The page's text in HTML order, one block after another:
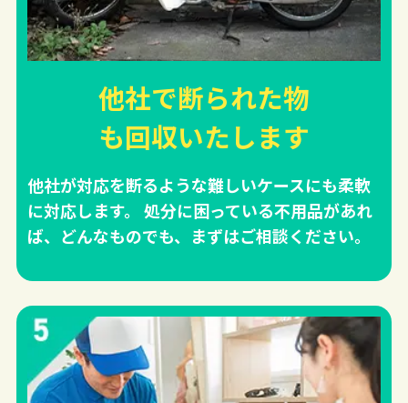
他社で断られた物
も回収いたします
他社が対応を断るような難しいケースにも柔軟
に対応します。 処分に困っている不用品があれ
ば、どんなものでも、まずはご相談ください。